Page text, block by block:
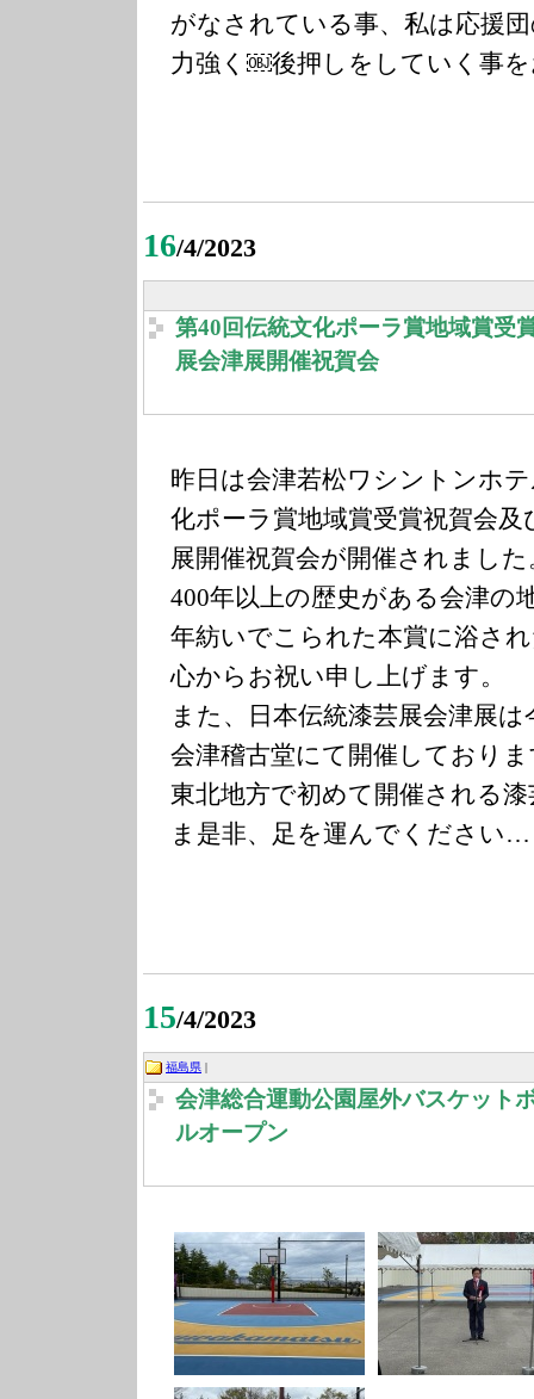
がなされている事、私は応援
力強く￼後押しをしていく事
16/4/2023
第40回伝統文化ポーラ賞地域賞受
展会津展開催祝賀会
昨日は会津若松ワシントンホ
化ポーラ賞地域賞受賞祝賀会及
展開催祝賀会が開催されました
400年以上の歴史がある会津の
年紡いでこられた本賞に浴さ
心からお祝い申し上げます。
また、日本伝統漆芸展会津展
会津稽古堂にて開催しており
東北地方で初めて開催される
ま是非、足を運んでください…
15/4/2023
福島県 |
会津総合運動公園屋外バスケット
ルオープン